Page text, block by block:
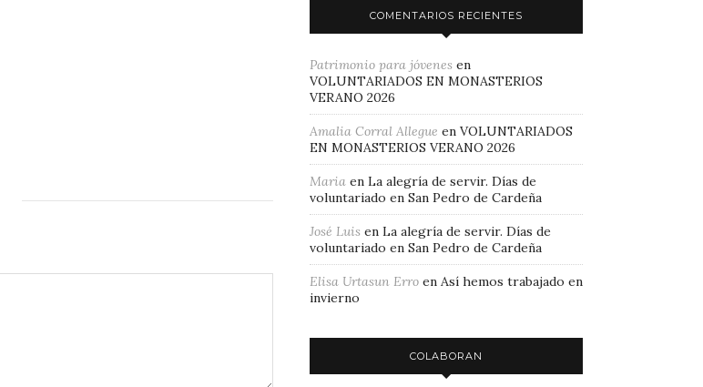
COMENTARIOS RECIENTES
Patrimonio para jóvenes en
VOLUNTARIADOS EN MONASTERIOS
VERANO 2026
Amalia Corral Allegue en VOLUNTARIADOS
EN MONASTERIOS VERANO 2026
Maria en La alegría de servir. Días de
voluntariado en San Pedro de Cardeña
José Luis en La alegría de servir. Días de
voluntariado en San Pedro de Cardeña
Elisa Urtasun Erro en Así hemos trabajado en
invierno
COLABORAN